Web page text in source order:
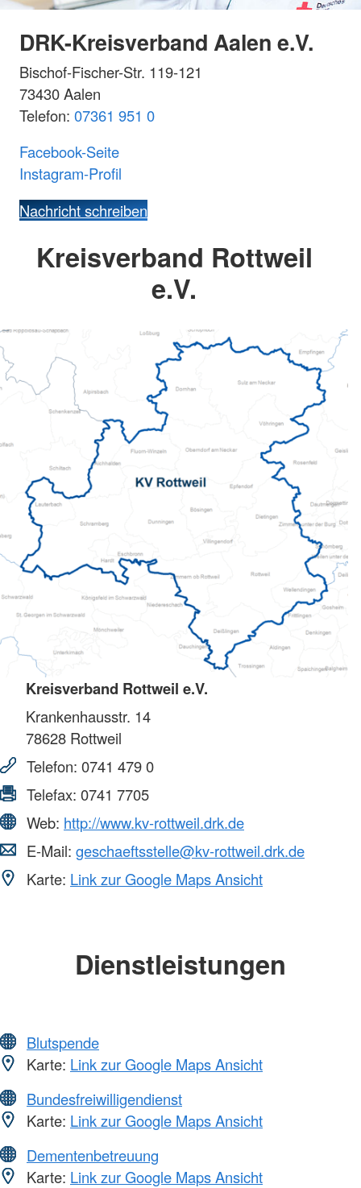
DRK-Kreisverband Aalen e.V.
Bischof-Fischer-Str. 119-121
73430 Aalen
Telefon: 07361 951 0
Facebook-Seite
Instagram-Profil
Nachricht schreiben
Kreisverband Rottweil
e.V.
Kreisverband Rottweil e.V.
Krankenhausstr. 14
78628 Rottweil
Telefon: 0741 479 0
Telefax: 0741 7705
Web: http://www.kv-rottweil.drk.de
E-Mail: geschaeftsstelle@kv-rottweil.drk.de
Karte: Link zur Google Maps Ansicht
Dienstleistungen
Blutspende
Karte: Link zur Google Maps Ansicht
Bundesfreiwilligendienst
Karte: Link zur Google Maps Ansicht
Dementenbetreuung
Karte: Link zur Google Maps Ansicht